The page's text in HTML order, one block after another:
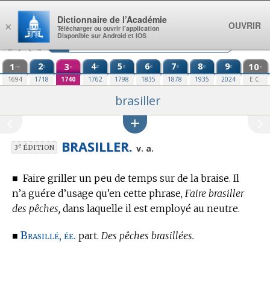
Aller au contenu
1 re
1694
2e
1718
3e
1740
4e
1762
5e
1798
6e
1835
7e
1878
8e
1935
9e
2024
10e
E.C.
brasiller
3eÉDITION BRASILLER. v. a.
■ Faire griller un peu de temps sur de la braise. Il
n’a guére d’usage qu’en cette phrase, Faire brasiller
des pêches, dans laquelle il est employé au neutre.
■ Brasillé, ée. part. Des pêches brasillées.
×
Dictionnaire de l’Académie
Télécharger ou ouvrir l’application
Disponible sur Android et iOS
OUVRIR